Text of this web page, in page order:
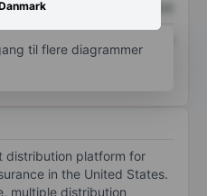
XXXXXXX
til flere diagrammer
distribution platform for
in the United States.
multiple distribution